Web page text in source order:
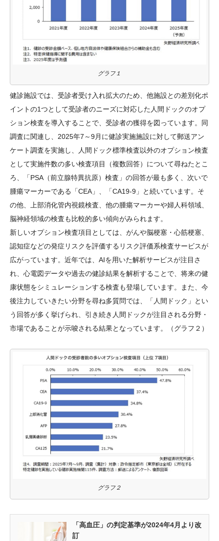
グラフ１
健診施設では、受診者受け入れ拡大のため、他施設との差別化ポ
イントの1つとして受診者のニーズに対応した人間ドックのオプ
ション検査を導入することで、受診者の獲得を図っています。同
調査に関連し、2025年7～9月に健診実施施設に対して郵送アン
ケート調査を実施し、人間ドック標準検査以外のオプション検査
として実施件数の多い検査項目（複数回答）について尋ねたとこ
ろ、「PSA（前立腺特異抗原）検査」の回答が最も多く、次いで
腫瘍マーカーである「CEA」、「CA19-9」と続いています。そ
の他、上部消化管内視鏡検査、他の腫瘍マーカーや婦人科領域、
脳神経領域の検査も比較的多い傾向がみられます。
新しいオプション検査項目としては、がんや脳梗塞・心筋梗塞、
認知症などの発症リスクを評価するリスク評価系検査サービスが
広がっています。近年では、AIを用いた解析サービスが注目さ
れ、心電図データや過去の健診結果を解析することで、将来の健
康状態をシミュレーションする検査も登場しています。また、今
後注力していきたい分野を尋ね多質問では、「人間ドック」とい
う回答が多く挙げられ、引き続き人間ドックが注目される分野・
市場であることが示唆される結果となっています。（グラフ２）
グラフ２
「高血圧」の判定基準が2024年4月より改
訂